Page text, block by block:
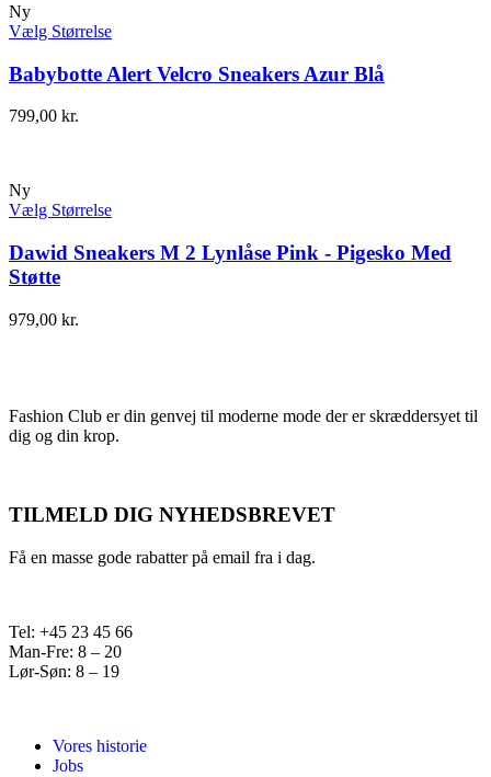
Ny
Vælg Størrelse
Babybotte Alert Velcro Sneakers Azur Blå
799,00 kr.
Ny
Vælg Størrelse
Dawid Sneakers M 2 Lynlåse Pink - Pigesko Med
Støtte
979,00 kr.
Fashion Club er din genvej til moderne mode der er skræddersyet til
dig og din krop.
TILMELD DIG NYHEDSBREVET
Få en masse gode rabatter på email fra i dag.
Tel: +45 23 45 66
Man-Fre: 8 – 20
Lør-Søn: 8 – 19
Vores historie
Jobs